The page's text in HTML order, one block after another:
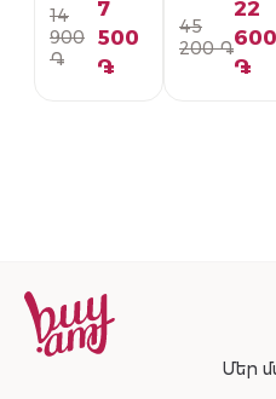
SLA22993-
01WHT
14
900
֏
7
500
֏
Серебряная
Моно-
PG01-336-U
45
200 ֏
22
600
֏
Մեր